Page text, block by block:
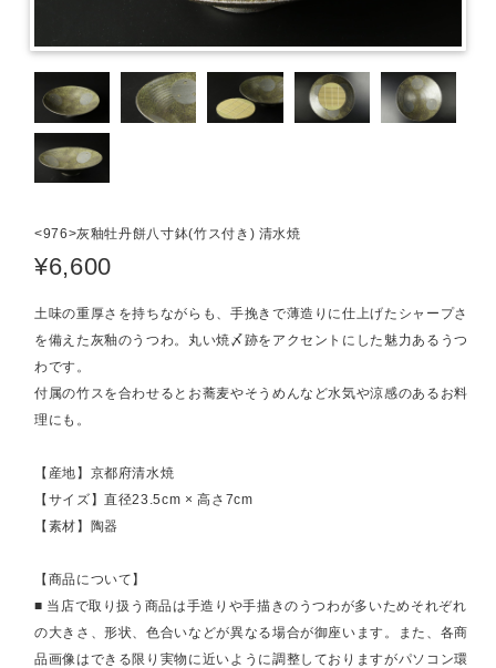
<976>灰釉牡丹餅八寸鉢(竹ス付き) 清水焼
¥6,600
土味の重厚さを持ちながらも、手挽きで薄造りに仕上げたシャープさ
を備えた灰釉のうつわ。丸い焼〆跡をアクセントにした魅力あるうつ
わです。
付属の竹スを合わせるとお蕎麦やそうめんなど水気や涼感のあるお料
理にも。
【産地】京都府清水焼
【サイズ】直径23.5cm × 高さ7cm
【素材】陶器
【商品について】
■ 当店で取り扱う商品は手造りや手描きのうつわが多いためそれぞれ
の大きさ、形状、色合いなどが異なる場合が御座います。また、各商
品画像はできる限り実物に近いように調整しておりますがパソコン環